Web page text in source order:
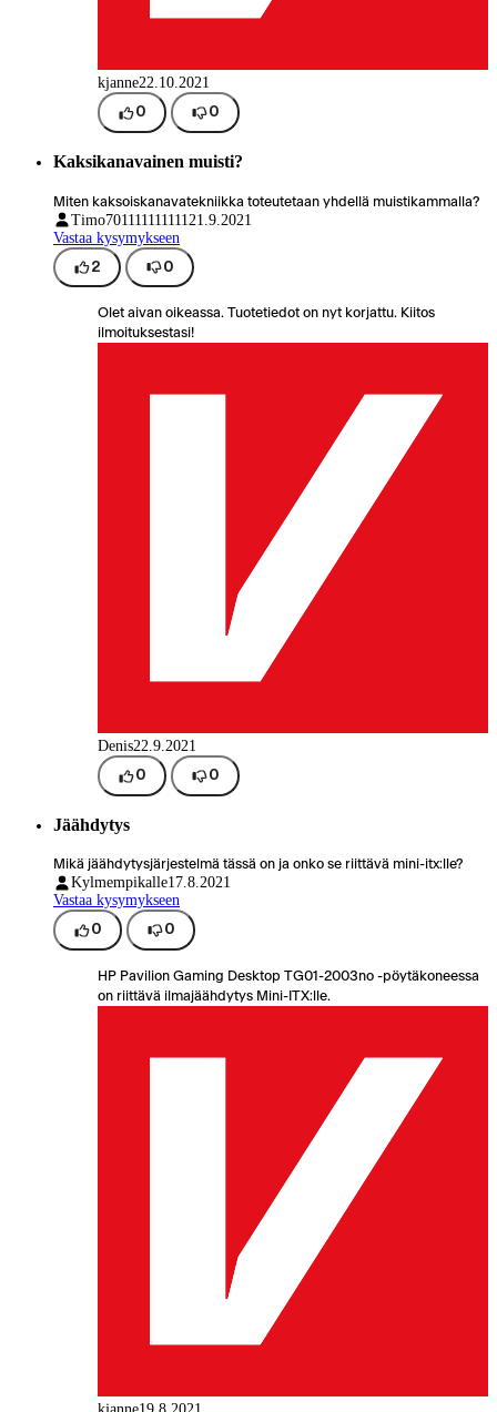
kjanne22.10.2021
0 0
Kaksikanavainen muisti?
Miten kaksoiskanavatekniikka toteutetaan yhdellä muistikammalla?
Timo701111111111 21.9.2021
Vastaa kysymykseen
2 0
Olet aivan oikeassa. Tuotetiedot on nyt korjattu. Kiitos
ilmoituksestasi!
Denis22.9.2021
0 0
Jäähdytys
Mikä jäähdytysjärjestelmä tässä on ja onko se riittävä mini-itx:lle?
Kylmempikalle17.8.2021
Vastaa kysymykseen
0 0
HP Pavilion Gaming Desktop TG01-2003no -pöytäkoneessa
on riittävä ilmajäähdytys Mini-ITX:lle.